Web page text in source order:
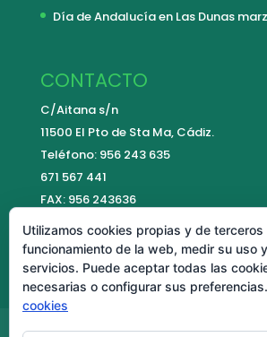
Día de Andalucía en Las Dunas
CONTACTO
C/Aitana s/n
11500 El Pto de Sta Ma, Cádiz.
Teléfono: 956 243 635
671 567 441
FAX: 956 243636
E-mail:
contacto@colegiolasdunas.es
Utilizamos cookies propias y de
funcionamiento de la web, medir su uso
servicios. Puede aceptar todas las
necesarias o configurar sus preferencias.
cookies